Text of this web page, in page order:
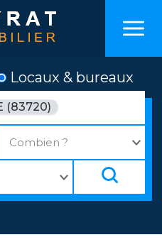
Locaux & bureaux
(83720)